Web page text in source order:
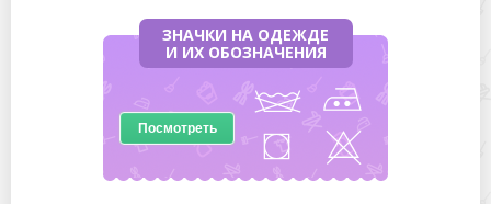
ЗНАЧКИ НА ОДЕЖДЕ
И ИХ ОБОЗНАЧЕНИЯ
Посмотреть